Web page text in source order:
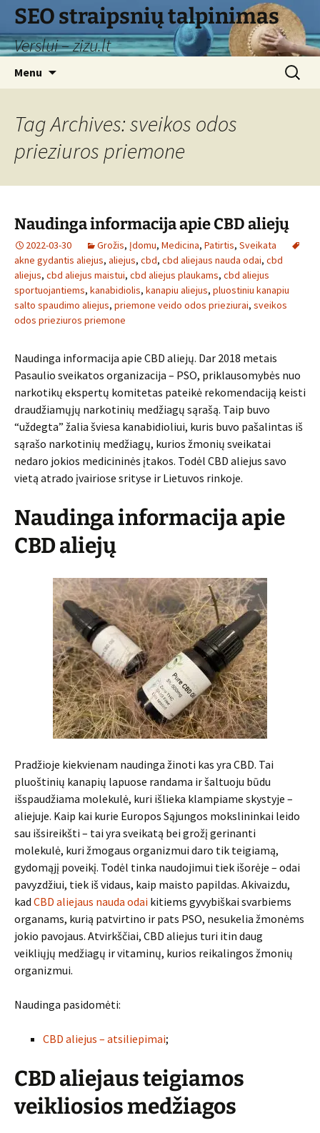
Skip
content
SEO straipsnių talpinimas
Verslui – zizu.lt
Menu
Search
for:
Tag Archives: sveikos odos
prieziuros priemone
Naudinga informacija apie CBD aliejų
2022-03-30 Grožis, Įdomu, Medicina, Patirtis, Sveikata
akne gydantis aliejus, aliejus, cbd, cbd aliejaus nauda odai, cbd
aliejus, cbd aliejus maistui, cbd aliejus plaukams, cbd aliejus
sportuojantiems, kanabidiolis, kanapiu aliejus, pluostiniu kanapiu
salto spaudimo aliejus, priemone veido odos prieziurai, sveikos
odos prieziuros priemone
Naudinga informacija apie CBD aliejų. Dar 2018 metais
Pasaulio sveikatos organizacija – PSO, priklausomybės nuo
narkotikų ekspertų komitetas pateikė rekomendaciją keisti
draudžiamųjų narkotinių medžiagų sąrašą. Taip buvo
“uždegta” žalia šviesa kanabidioliui, kuris buvo pašalintas iš
sąrašo narkotinių medžiagų, kurios žmonių sveikatai
nedaro jokios medicininės įtakos. Todėl CBD aliejus savo
vietą atrado įvairiose srityse ir Lietuvos rinkoje.
Naudinga informacija apie
CBD aliejų
Pradžioje kiekvienam naudinga žinoti kas yra CBD. Tai
pluoštinių kanapių lapuose randama ir šaltuoju būdu
išspaudžiama molekulė, kuri išlieka klampiame skystyje –
aliejuje. Kaip kai kurie Europos Sąjungos mokslininkai leido
sau išsireikšti – tai yra sveikatą bei grožį gerinanti
molekulė, kuri žmogaus organizmui daro tik teigiamą,
gydomąjį poveikį. Todėl tinka naudojimui tiek išorėje – odai
pavyzdžiui, tiek iš vidaus, kaip maisto papildas. Akivaizdu,
kad CBD aliejaus nauda odai kitiems gyvybiškai svarbiems
organams, kurią patvirtino ir pats PSO, nesukelia žmonėms
jokio pavojaus. Atvirkščiai, CBD aliejus turi itin daug
veikliųjų medžiagų ir vitaminų, kurios reikalingos žmonių
organizmui.
Naudinga pasidomėti:
CBD aliejus – atsiliepimai;
CBD aliejaus teigiamos
veikliosios medžiagos